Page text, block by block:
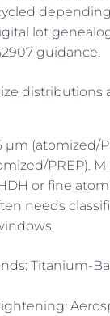
lot
guidance.
distributions
µm (atomized/
PREP).
or fine
needs
Titanium-